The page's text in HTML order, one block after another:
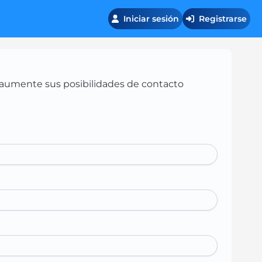
Iniciar sesión Registrarse
sus posibilidades de contacto